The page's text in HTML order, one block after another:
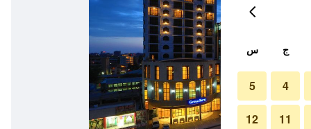
ج س
4
5
11
12